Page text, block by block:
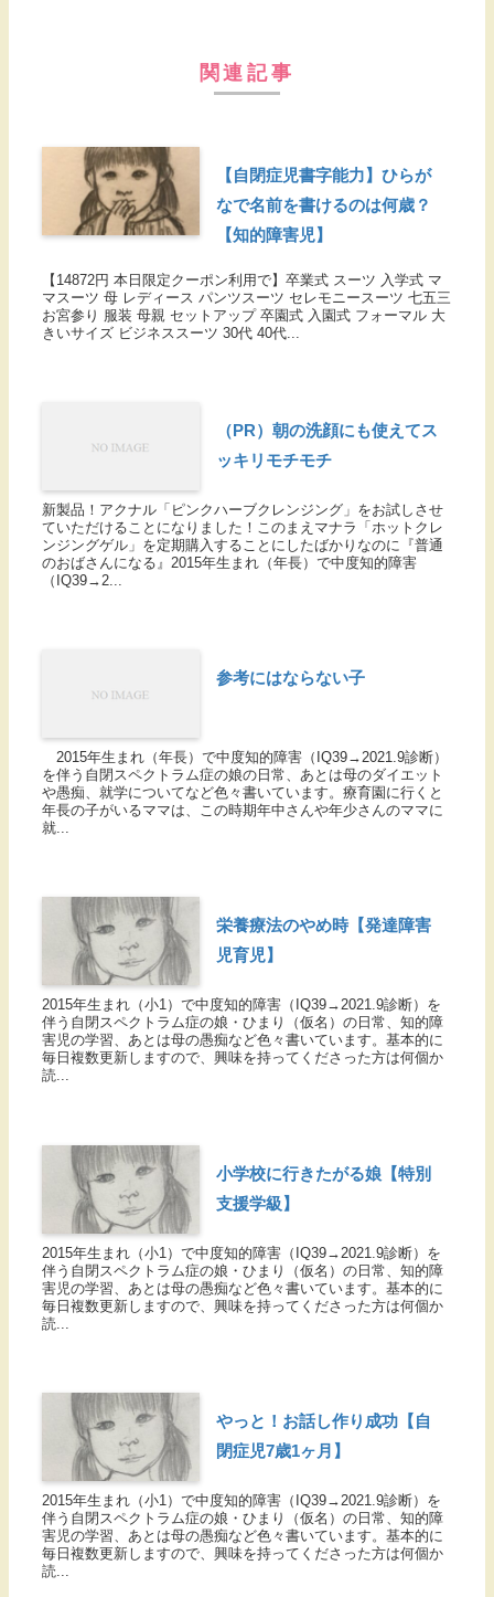
関連記事
【自閉症児書字能力】ひらが
なで名前を書けるのは何歳？
【知的障害児】
【14872円 本日限定クーポン利用で】卒業式 スーツ 入学式 マ
マスーツ 母 レディース パンツスーツ セレモニースーツ 七五三
お宮参り 服装 母親 セットアップ 卒園式 入園式 フォーマル 大
きいサイズ ビジネススーツ 30代 40代...
（PR）朝の洗顔にも使えてス
ッキリモチモチ
新製品！アクナル「ピンクハーブクレンジング」をお試しさせ
ていただけることになりました！このまえマナラ「ホットクレ
ンジングゲル」を定期購入することにしたばかりなのに『普通
のおばさんになる』2015年生まれ（年長）で中度知的障害
（IQ39→2...
参考にはならない子
2015年生まれ（年長）で中度知的障害（IQ39→2021.9診断）
を伴う自閉スペクトラム症の娘の日常、あとは母のダイエット
や愚痴、就学についてなど色々書いています。療育園に行くと
年長の子がいるママは、この時期年中さんや年少さんのママに
就...
栄養療法のやめ時【発達障害
児育児】
2015年生まれ（小1）で中度知的障害（IQ39→2021.9診断）を
伴う自閉スペクトラム症の娘・ひまり（仮名）の日常、知的障
害児の学習、あとは母の愚痴など色々書いています。基本的に
毎日複数更新しますので、興味を持ってくださった方は何個か
読...
小学校に行きたがる娘【特別
支援学級】
2015年生まれ（小1）で中度知的障害（IQ39→2021.9診断）を
伴う自閉スペクトラム症の娘・ひまり（仮名）の日常、知的障
害児の学習、あとは母の愚痴など色々書いています。基本的に
毎日複数更新しますので、興味を持ってくださった方は何個か
読...
やっと！お話し作り成功【自
閉症児7歳1ヶ月】
2015年生まれ（小1）で中度知的障害（IQ39→2021.9診断）を
伴う自閉スペクトラム症の娘・ひまり（仮名）の日常、知的障
害児の学習、あとは母の愚痴など色々書いています。基本的に
毎日複数更新しますので、興味を持ってくださった方は何個か
読...